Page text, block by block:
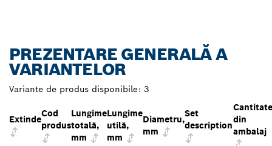
PREZENTARE GENERALĂ A
VARIANTELOR
Variante de produs disponibile: 3
Extinde
Cod
produs
Lungime
totală,
mm
Lungime
utilă,
mm
Diametru,
mm
Set
description
din
ambalaj